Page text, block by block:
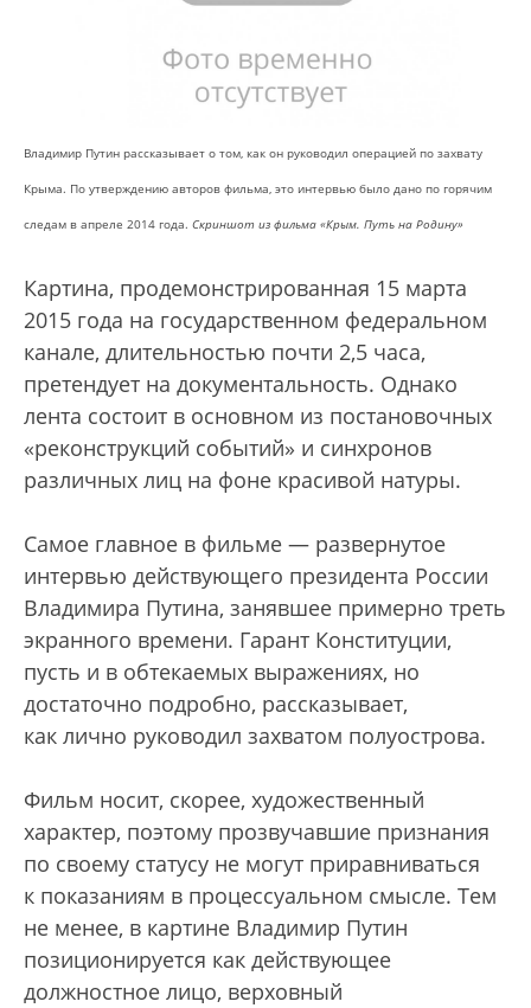
Владимир Путин рассказывает о том, как он руководил операцией по захвату
Крыма. По утверждению авторов фильма, это интервью было дано по горячим
следам в апреле 2014 года. Скриншот из фильма «Крым. Путь на Родину»
Картина, продемонстрированная 15 марта
2015 года на государственном федеральном
канале, длительностью почти 2,5 часа,
претендует на документальность. Однако
лента состоит в основном из постановочных
«реконструкций событий» и синхронов
различных лиц на фоне красивой натуры.
Самое главное в фильме — развернутое
интервью действующего президента России
Владимира Путина, занявшее примерно треть
экранного времени. Гарант Конституции,
пусть и в обтекаемых выражениях, но
достаточно подробно, рассказывает,
как лично руководил захватом полуострова.
Фильм носит, скорее, художественный
характер, поэтому прозвучавшие признания
по своему статусу не могут приравниваться
к показаниям в процессуальном смысле. Тем
не менее, в картине Владимир Путин
позиционируется как действующее
должностное лицо, верховный